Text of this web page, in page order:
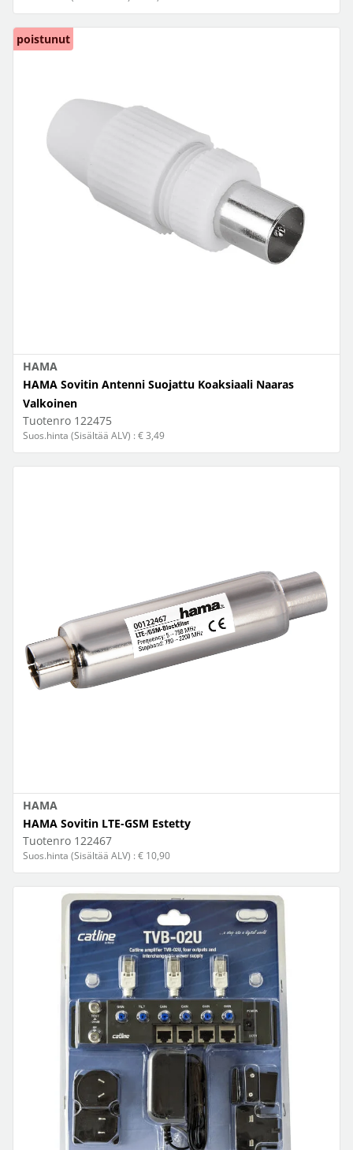
poistunut
HAMA
HAMA Sovitin Antenni Suojattu Koaksiaali Naaras
Valkoinen
Tuotenro 122475
Suos.hinta (Sisältää ALV) : € 3,49
HAMA
HAMA Sovitin LTE-GSM Estetty
Tuotenro 122467
Suos.hinta (Sisältää ALV) : € 10,90